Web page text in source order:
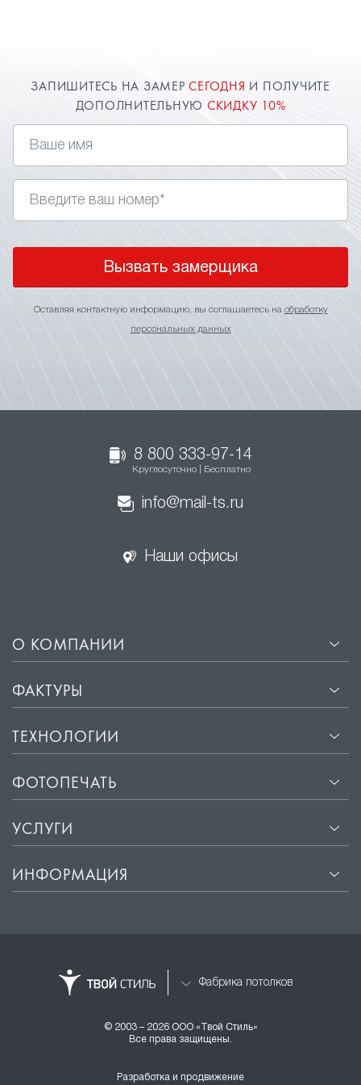
ЗАПИШИТЕСЬ НА ЗАМЕРСЕГОДНЯ И ПОЛУЧИТЕ
ДОПОЛНИТЕЛЬНУЮ СКИДКУ 10%
Вызвать замерщика
Оставляя контактную информацию, вы соглашаетесь на обработку
персональных данных
8 800 333-97-14
Круглосуточно | Бесплатно
info@mail-ts.ru
Наши офисы
О КОМПАНИИ
ФАКТУРЫ
ТЕХНОЛОГИИ
ФОТОПЕЧАТЬ
УСЛУГИ
ИНФОРМАЦИЯ
Фабрика потолков
© 2003 – 2026 ООО «Твой Стиль»
Все права защищены.
Разработка и продвижение